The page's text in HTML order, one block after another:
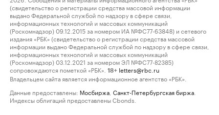
(свидетельство о регистрации средства массовой информации
выдано Федеральной службой по надзору в сфере связи,
информационных технологий и массовых коммуникаций
(Роскомнадзор) 09.12.2015 за номером ИА №ФС77-63848) и сетевого
издания «РБК» (свидетельство о регистрации средства массовой
информации выдано Федеральной службой по надзору в сфере связи,
информационных технологий и массовых коммуникаций
(Роскомнадзор) 03.12.2021 за номером ЭЛ №ФС77-82385)
сопровождаются пометкой «РБК».
18+ letters@rbc.ru
Владельцем сайта является информационное агентство «РБК».
Данные предоставлены: Мосбиржа Санкт-Петербургская биржа
Индексы облигаций предоставлены Cbonds.